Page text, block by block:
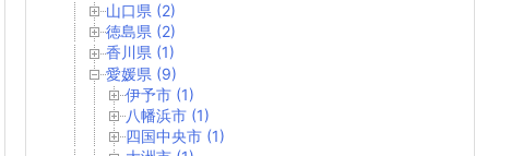
山口県 (2)
徳島県 (2)
香川県 (1)
愛媛県 (9)
伊予市 (1)
八幡浜市 (1)
四国中央市 (1)